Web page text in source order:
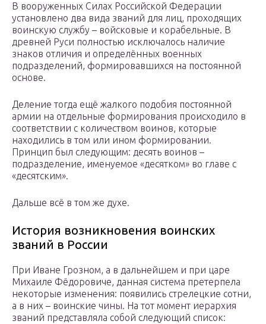
В вооруженных Силах Российской Федерации
установлено два вида званий для лиц, проходящих
воинскую службу – войсковые и корабельные. В
древней Руси полностью исключалось наличие
знаков отличия и определённых военных
подразделений, формировавшихся на постоянной
основе.
Деление тогда ещё жалкого подобия постоянной
армии на отдельные формирования происходило в
соответствии с количеством воинов, которые
находились в том или ином формировании.
Принцип был следующим: десять воинов –
подразделение, именуемое «десятком» во главе с
«десятским».
Дальше всё в том же духе.
История возникновения воинских
званий в России
При Иване Грозном, а в дальнейшем и при царе
Михаиле Фёдоровиче, данная система претерпела
некоторые изменения: появились стрелецкие сотни,
а в них – воинские чины. На тот момент иерархия
званий представляла собой следующий список: